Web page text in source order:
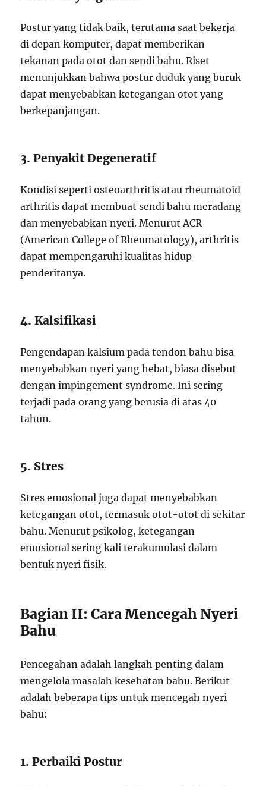
Postur yang tidak baik, terutama saat bekerja
di depan komputer, dapat memberikan
tekanan pada otot dan sendi bahu. Riset
menunjukkan bahwa postur duduk yang buruk
dapat menyebabkan ketegangan otot yang
berkepanjangan.
3. Penyakit Degeneratif
Kondisi seperti osteoarthritis atau rheumatoid
arthritis dapat membuat sendi bahu meradang
dan menyebabkan nyeri. Menurut ACR
(American College of Rheumatology), arthritis
dapat mempengaruhi kualitas hidup
penderitanya.
4. Kalsifikasi
Pengendapan kalsium pada tendon bahu bisa
menyebabkan nyeri yang hebat, biasa disebut
dengan impingement syndrome. Ini sering
terjadi pada orang yang berusia di atas 40
tahun.
5. Stres
Stres emosional juga dapat menyebabkan
ketegangan otot, termasuk otot-otot di sekitar
bahu. Menurut psikolog, ketegangan
emosional sering kali terakumulasi dalam
bentuk nyeri fisik.
Bagian II: Cara Mencegah Nyeri
Bahu
Pencegahan adalah langkah penting dalam
mengelola masalah kesehatan bahu. Berikut
adalah beberapa tips untuk mencegah nyeri
bahu:
1. Perbaiki Postur